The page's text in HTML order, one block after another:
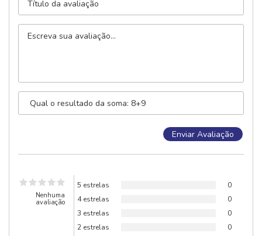
Nenhuma
avaliação
5 estrelas
0
4 estrelas
0
3 estrelas
0
2 estrelas
0